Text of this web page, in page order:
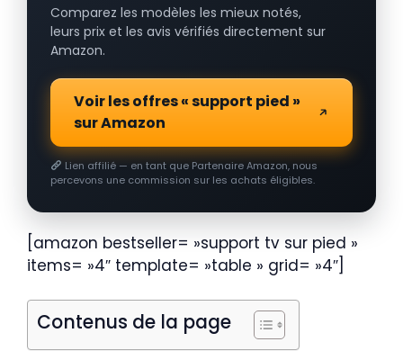
Comparez les modèles les mieux notés,
leurs prix et les avis vérifiés directement sur
Amazon.
Voir les offres « support pied »
sur Amazon
Lien affilié — en tant que Partenaire Amazon, nous
percevons une commission sur les achats éligibles.
[amazon bestseller= »support tv sur pied »
items= »4″ template= »table » grid= »4″]
Contenus de la page